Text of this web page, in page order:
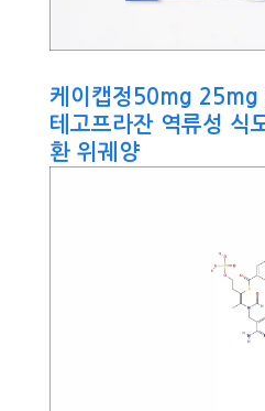
케이캡정50mg 25mg
테고프라잔 역류성 식
환 위궤양